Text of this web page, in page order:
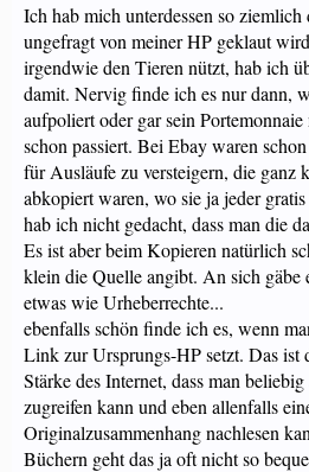
Ich hab mich unterdessen so ziemlich
ungefragt von meiner HP geklaut
irgendwie den Tieren nützt, hab ich
damit. Nervig finde ich es nur dann,
aufpoliert oder gar sein
schon passiert. Bei Ebay waren
für Ausläufe zu versteigern, die ganz
abkopiert waren, wo sie ja jeder
hab ich nicht gedacht, dass man die
Es ist aber beim Kopieren natürlich
klein die Quelle angibt. An sich gäbe
etwas wie Urheberrechte...
ebenfalls schön finde ich es, wenn
Link zur Ursprungs-HP setzt. Das ist
Stärke des Internet, dass man
zugreifen kann und eben allenfalls
Originalzusammenhang nachlesen
Büchern geht das ja oft nicht so